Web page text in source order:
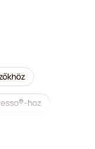
hoz